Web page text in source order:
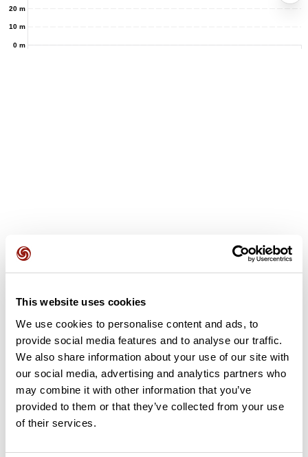
This website uses cookies
We use cookies to personalise content and ads, to
provide social media features and to analyse our traffic.
We also share information about your use of our site with
our social media, advertising and analytics partners who
may combine it with other information that you’ve
provided to them or that they’ve collected from your use
of their services.
0 m
10 m
20 m
Ajouter un avis
Découvrez ce parcours de marche de 14,1 km à proximité de Le